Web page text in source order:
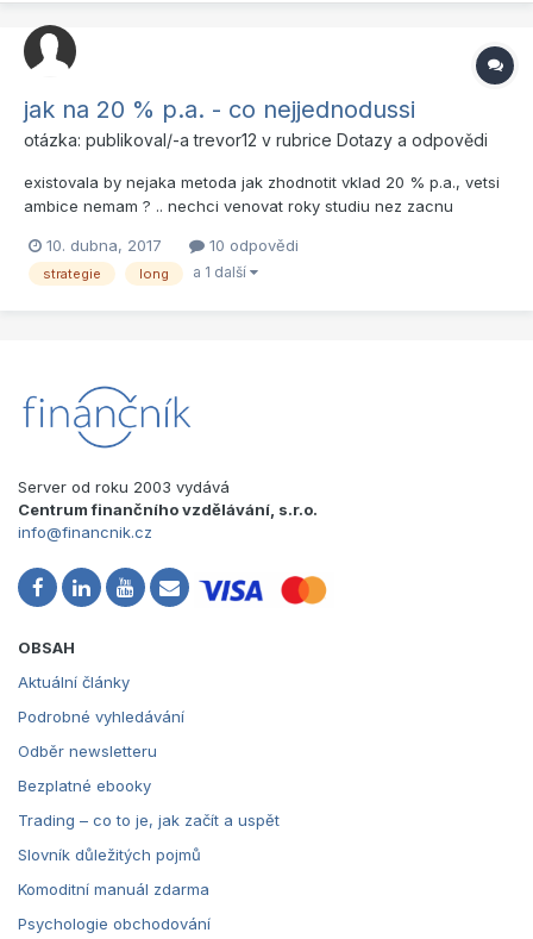
jak na 20 % p.a. - co nejjednodussi
otázka: publikoval/-atrevor12 v rubrice Dotazy a odpovědi
existovala by nejaka metoda jak zhodnotit vklad 20 % p.a., vetsi
ambice nemam ? .. nechci venovat roky studiu nez zacnu
bych long pozice ne intraday ale delsi timeframe ... hledam svaty
gral ktery neexistuje a proste je potreba venovat rok...
10. dubna, 2017 10 odpovědi
strategie long a 1 další
Server od roku 2003 vydává
Centrum finančního vzdělávání, s.r.o.
info@financnik.cz
OBSAH
Aktuální články
Podrobné vyhledávání
Odběr newsletteru
Bezplatné ebooky
Trading – co to je, jak začít a uspět
Slovník důležitých pojmů
Komoditní manuál zdarma
Psychologie obchodování